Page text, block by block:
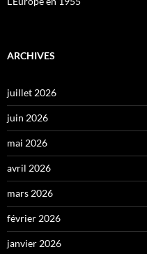
ARCHIVES
juillet 2026
juin 2026
mai 2026
avril 2026
mars 2026
février 2026
janvier 2026